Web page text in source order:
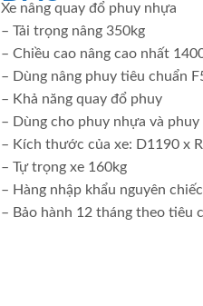
Xe nâng quay đổ phuy nhựa
– Tải trọng nâng 350kg
– Chiều cao nâng cao nhất
– Dùng nâng phuy tiêu chuẩn
– Khả năng quay đổ phuy
– Dùng cho phuy nhựa và phuy
– Kích thước của xe: D1190 x
– Tự trọng xe 160kg
– Hàng nhập khẩu nguyên
– Bảo hành 12 tháng theo tiêu